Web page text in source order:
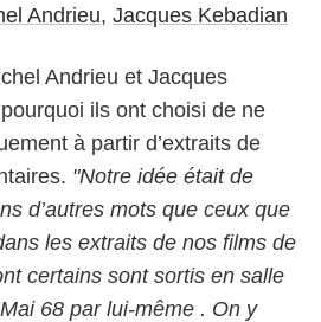
Andrieu, Jacques Kebadian
Andrieu et Jacques
ils ont choisi de ne
à partir d’extraits de
"Notre idée était de
d’autres mots que ceux que
les extraits de nos films de
certains sont sortis en salle
68 par lui-même . On y